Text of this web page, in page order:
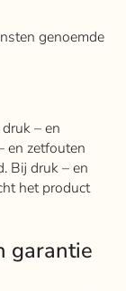
genoemde
– en
en zetfouten
Bij druk – en
het product
garantie